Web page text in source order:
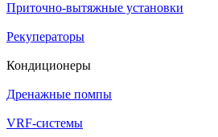
Приточно-вытяжные установки
Рекуператоры
Кондиционеры
Дренажные помпы
VRF-системы